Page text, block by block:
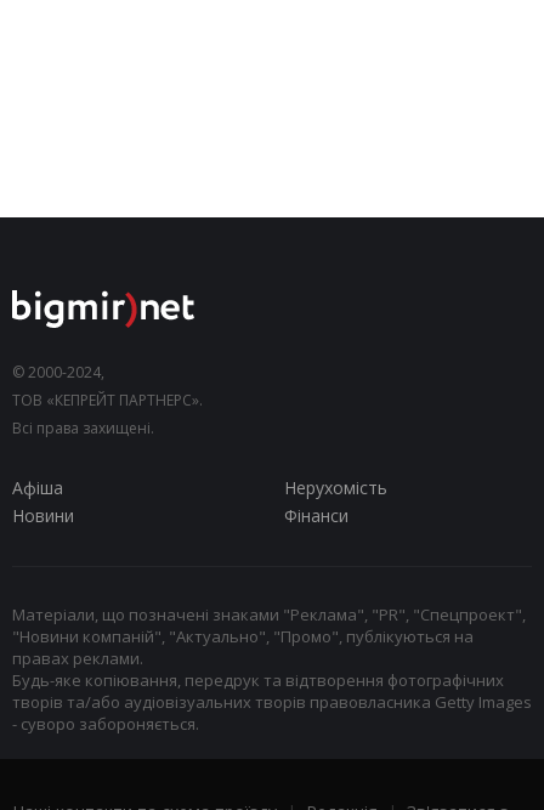
© 2000-2024,
ТОВ «КЕПРЕЙТ ПАРТНЕРС».
Всі права захищені.
Афіша
Нерухомість
Новини
Фінанси
Матеріали, що позначені знаками "Реклама", "PR", "Спецпроект",
"Новини компаній", "Актуально", "Промо", публікуються на
правах реклами.
Будь-яке копіювання, передрук та відтворення фотографічних
творів та/або аудіовізуальних творів правовласника Getty Images
- суворо забороняється.